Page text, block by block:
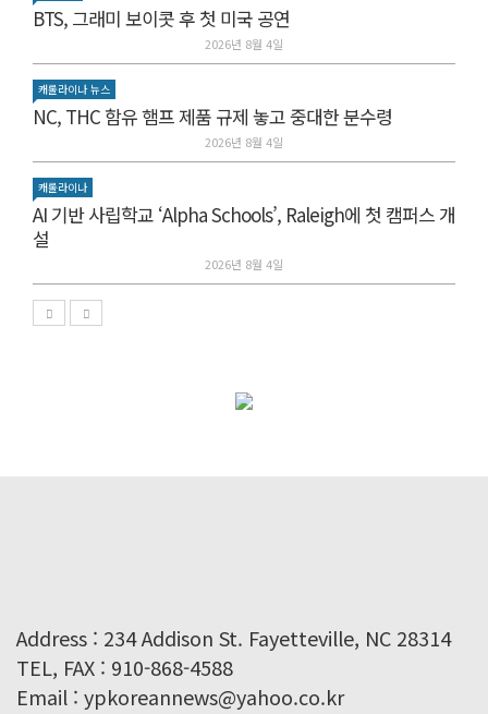
BTS, 그래미 보이콧 후 첫 미국 공연
2026년 8월 4일
캐롤라이나 뉴스
NC, THC 함유 햄프 제품 규제 놓고 중대한 분수령
2026년 8월 4일
캐롤라이나
AI 기반 사립학교 ‘Alpha Schools’, Raleigh에 첫 캠퍼스 개
설
2026년 8월 4일
Address : 234 Addison St. Fayetteville, NC 28314
TEL, FAX : 910-868-4588
Email : ypkoreannews@yahoo.co.kr